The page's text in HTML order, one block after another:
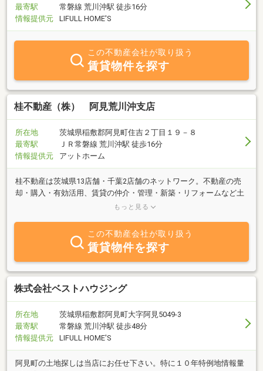
最寄駅
常磐線 荒川沖駅 徒歩16分
情報提供元
LIFULL HOME'S
この不動産会社が取り扱う
賃貸物件を探す
桂不動産（株） 阿見荒川沖支店
所在地
茨城県稲敷郡阿見町住吉２丁目１９－８
最寄駅
ＪＲ常磐線 荒川沖駅 徒歩16分
情報提供元
アットホーム
桂不動産は茨城県13店舗・千葉2店舗のネットワーク。不動産の売
却・購入・有効活用、賃貸の仲介・管理・新築・リフォームなど土
地建物のアドバイスができる専門スタッフがおり、お客様の買いた
に対応します。アパートマンションだけでなく、事業用途（店舗・
事務所・貸地）の賃貸もお任せください。阿見はＪＲ常磐線荒川沖
駅東口に位置し、古くから陸上自衛隊や地域医療の中核の東京医大
霞ヶ浦病院があり、また近年はアクセス道路の整備やオルティエ本
郷の区画整理・工業団地・阿見プレミアムアウトレットによって発
展中。アパートマンション投資家様からの問合せが多いエリア。★
もっと見る
この不動産会社が取り扱う
賃貸物件を探す
株式会社ベストハウジング
所在地
茨城県稲敷郡阿見町大字阿見5049-3
最寄駅
常磐線 荒川沖駅 徒歩48分
情報提供元
LIFULL HOME'S
阿見町の土地探しは当店にお任せ下さい。特に１０年特例地情報量